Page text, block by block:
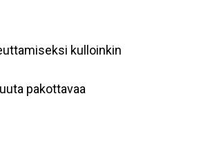
kulloinkin
pakottavaa